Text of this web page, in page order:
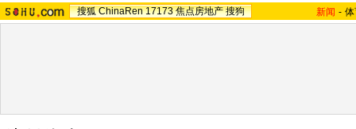
搜狐 ChinaRen 17173 焦点房地产 搜狗 新闻 -